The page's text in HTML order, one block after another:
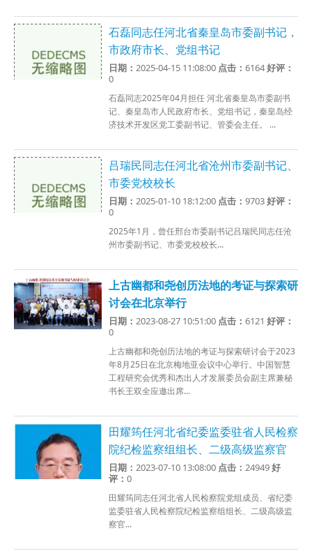
石磊同志任河北省秦皇岛市委副书记，
市政府市长、党组书记
日期：2025-04-15 11:08:00 点击：6164好评：
0
石磊同志​2025年04月担任 河北省秦皇岛市委副书
记、秦皇岛市人民政府市长、党组书记，秦皇岛经
济技术开发区党工委副书记、管委会主任。 ...
吕瑞民同志任河北省沧州市委副书记、
市委党校校长
日期：2025-01-10 18:12:00 点击：9703好评：
0
2025年1月，曾任邢台市委副书记吕瑞民同志任沧
州市委副书记、市委党校校长...
上古幽都和尧创历法地的考证与探索研
讨会在北京举行
日期：2023-08-27 10:51:00 点击：6121好评：
0
上古幽都和尧创历法地的考证与探索研讨会于2023
年8月25日在北京梅地亚会议中心举行。中国智慧
工程研究会优秀和杰出人才发展委员会副主席兼秘
书长王双全应邀出席...
田耀筠任河北省纪委监委驻省人民检察
院纪检监察组组长、二级高级监察官
日期：2023-07-10 13:08:00 点击：24949好
评：0
田耀筠同志任河北省人民检察院党组成员、省纪委
监委驻省人民检察院纪检监察组组长、二级高级监
察官...